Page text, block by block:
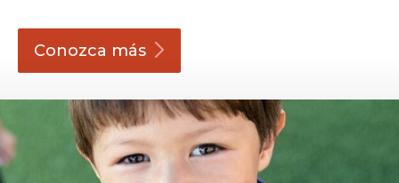
Conozca más